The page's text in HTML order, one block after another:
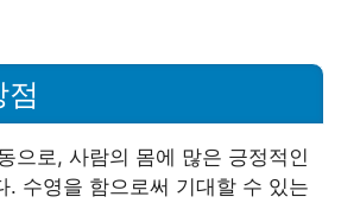
점
으로, 사람의 몸에 많은 긍정적인
. 수영을 함으로써 기대할 수 있는